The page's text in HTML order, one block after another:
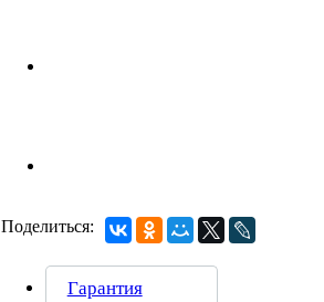
Поделиться:
Гарантия